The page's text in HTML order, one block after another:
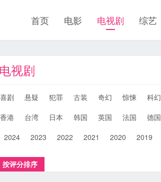
首页 电影 电视剧 综艺
视剧
喜剧 悬疑 犯罪 古装 奇幻 惊悚 科幻
香港 台湾 日本 韩国 英国 法国 德国
2024 2023 2022 2021 2020 2019
按评分排序